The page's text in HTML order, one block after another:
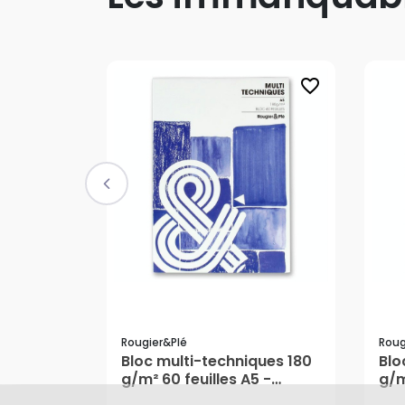
favorite_border
Rougier&plé
Bloc multi-techniques 180
g/m² 60 feuilles A5 -
g/